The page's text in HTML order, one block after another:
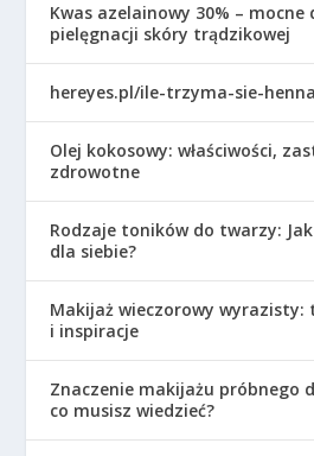
Kwas azelainowy 30% – mocne
pielęgnacji skóry trądzikowej
hereyes.pl/ile-trzyma-sie-
Olej kokosowy: właściwości,
zdrowotne
Rodzaje toników do twarzy:
dla siebie?
Makijaż wieczorowy wyrazisty:
i inspiracje
Znaczenie makijażu próbnego
co musisz wiedzieć?